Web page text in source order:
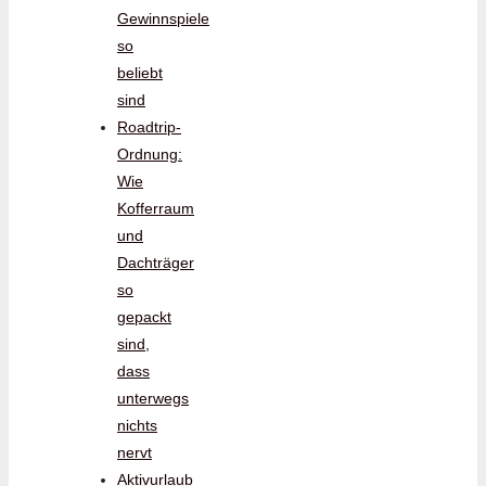
Gewinnspiele
so
beliebt
sind
Roadtrip-
Ordnung:
Wie
Kofferraum
und
Dachträger
so
gepackt
sind,
dass
unterwegs
nichts
nervt
Aktivurlaub